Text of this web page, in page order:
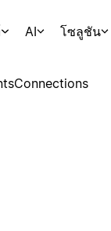
AI โซลูชัน
Connections